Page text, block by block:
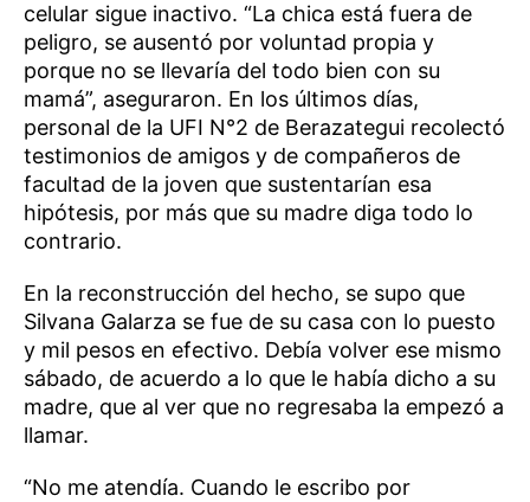
celular sigue inactivo. “La chica está fuera de
peligro, se ausentó por voluntad propia y
porque no se llevaría del todo bien con su
mamá”, aseguraron. En los últimos días,
personal de la UFI N°2 de Berazategui recolectó
testimonios de amigos y de compañeros de
facultad de la joven que sustentarían esa
hipótesis, por más que su madre diga todo lo
contrario.
En la reconstrucción del hecho, se supo que
Silvana Galarza se fue de su casa con lo puesto
y mil pesos en efectivo. Debía volver ese mismo
sábado, de acuerdo a lo que le había dicho a su
madre, que al ver que no regresaba la empezó a
llamar.
“No me atendía. Cuando le escribo por